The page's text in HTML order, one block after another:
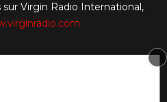
Virgin Radio International,